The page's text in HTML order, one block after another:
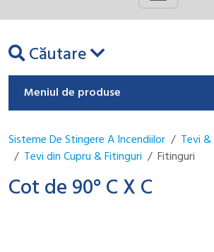
Căutare
Meniul de produse
Sisteme De Stingere A Incendiilor
Tevi
Tevi din Cupru & Fitinguri
Fitinguri
Cot de 90° C X C